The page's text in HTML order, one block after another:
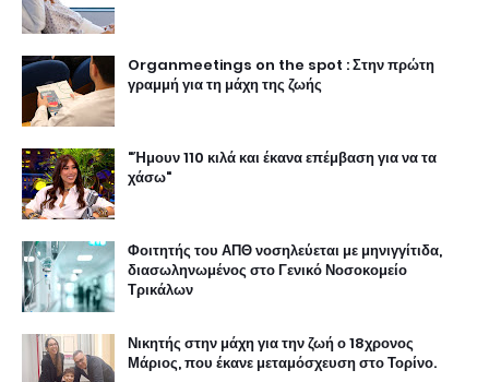
Organmeetings on the spot : Στην πρώτη
γραμμή για τη μάχη της ζωής
"Ήμουν 110 κιλά και έκανα επέμβαση για να τα
χάσω"
Φοιτητής του ΑΠΘ νοσηλεύεται με μηνιγγίτιδα,
διασωληνωμένος στο Γενικό Νοσοκομείο
Τρικάλων
Νικητής στην μάχη για την ζωή ο 18χρονος
Μάριος, που έκανε μεταμόσχευση στο Τορίνο.